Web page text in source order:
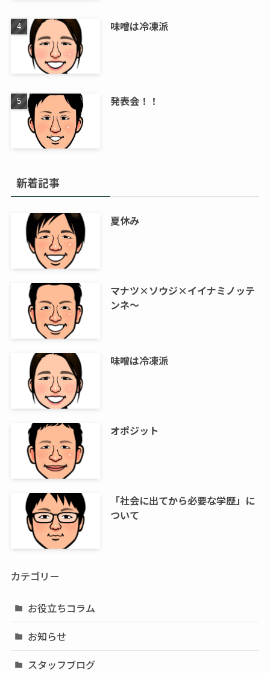
味噌は冷凍派
発表会！！
新着記事
夏休み
マナツ×ソウジ×イイナミノッテ
ンネ～
味噌は冷凍派
オポジット
「社会に出てから必要な学歴」に
ついて
カテゴリー
お役立ちコラム
お知らせ
スタッフブログ